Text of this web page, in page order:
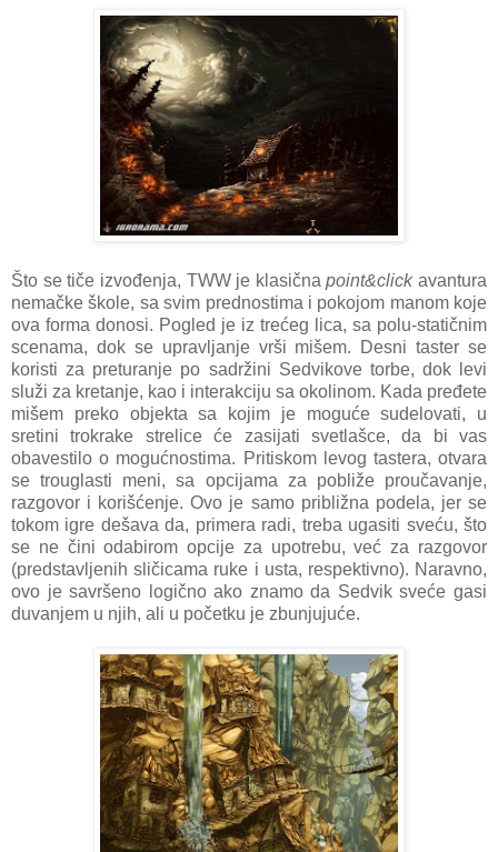
Što se tiče izvođenja, TWW je klasičnapoint&clickavantura
nemačke škole, sa svim prednostima i pokojom manom koje
ova forma donosi. Pogled je iz trećeg lica, sa polu-statičnim
scenama, dok se upravljanje vrši mišem. Desni taster se
koristi za preturanje po sadržini Sedvikove torbe, dok levi
služi za kretanje, kao i interakciju sa okolinom. Kada pređete
mišem preko objekta sa kojim je moguće sudelovati, u
sretini trokrake strelice će zasijati svetlašce, da bi vas
obavestilo o mogućnostima. Pritiskom levog tastera, otvara
se trouglasti meni, sa opcijama za pobliže proučavanje,
razgovor i korišćenje. Ovo je samo približna podela, jer se
tokom igre dešava da, primera radi, treba ugasiti sveću, što
se ne čini odabirom opcije za upotrebu, već za razgovor
(predstavljenih sličicama ruke i usta, respektivno). Naravno,
ovo je savršeno logično ako znamo da Sedvik sveće gasi
duvanjem u njih, ali u početku je zbunjujuće.